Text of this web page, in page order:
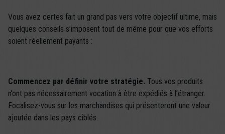
Vous avez certes fait un grand pas vers votre objectif ultime, mais
quelques conseils s’imposent tout de même pour que vos efforts
soient réellement payants :
Commencez par définir votre stratégie. Tous vos produits
n’ont pas nécessairement vocation à être expédiés à l’étranger.
Focalisez-vous sur les marchandises qui présenteront une valeur
ajoutée dans les pays ciblés.